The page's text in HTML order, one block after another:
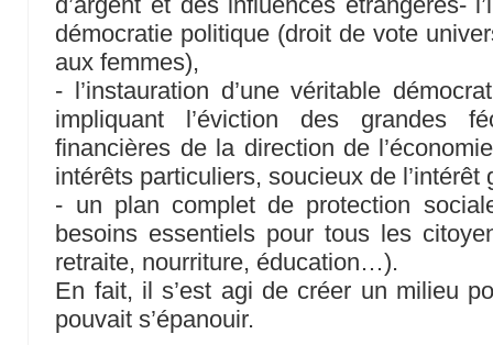
démocratie politique (droit de vote
aux femmes),
- l’instauration d’une véritable
impliquant l’éviction des grandes
financières de la direction de
intérêts particuliers, soucieux de l’intérêt
- un plan complet de protection
besoins essentiels pour tous les
retraite, nourriture, éducation…).
En fait, il s’est agi de créer un milieu
pouvait s’épanouir.